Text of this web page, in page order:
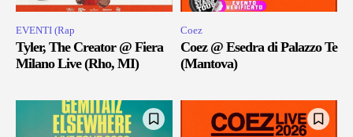
EVENTI (Rap
Tyler, The Creator @ Fiera
Milano Live (Rho, MI)
Coez
Coez @ Esedra di Palazzo Te
(Mantova)